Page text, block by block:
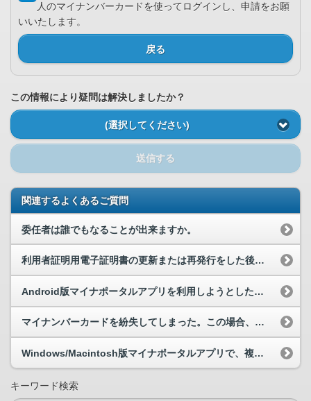
人のマイナンバーカードを使ってログインし、申請をお願
いいたします。
戻る
この情報により疑問は解決しましたか？
(選択してください)
送信する
関連するよくあるご質問
委任者は誰でもなることが出来ますか。
利用者証明用電子証明書の更新または再発行をした後に、マイナポータルへログインしようとすると「本...
Android版マイナポータルアプリを利用しようとしたら、NFC機能を有効にするように求められ...
マイナンバーカードを紛失してしまった。この場合、新しく利用者フォルダを開設し直す必要があるので...
Windows/Macintosh版マイナポータルアプリで、複数のICカードリーダライタを同時...
キーワード検索